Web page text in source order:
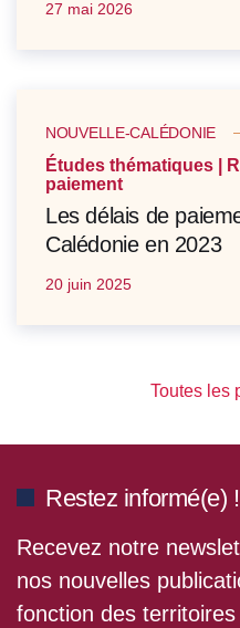
27 mai 2026
NOUVELLE-CALÉDONIE
Études thématiques |
paiement
Les délais de
Calédonie en 2023
20 juin 2025
Toutes les
Restez informé(e) !
Recevez notre
nos nouvelles
fonction des